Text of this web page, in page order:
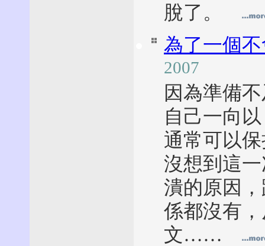
脫了。
為了一個
2007
因為準備
自己一向
通常可以
沒想到這
潰的原因
係都沒有
文……